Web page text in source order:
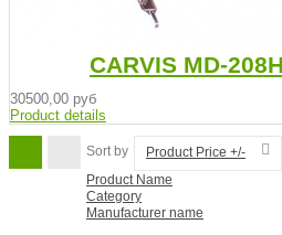
CARVIS MD-
30500,00 руб
Product details
Sort by
Product Price +/-
Product Name
Category
Manufacturer name